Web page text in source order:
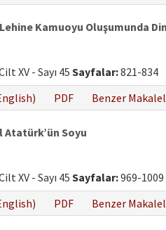
Kamuoyu Oluşumunda
XV - Sayı 45 Sayfalar:821-834
PDF Benzer
Soyu
XV - Sayı 45 Sayfalar:969-1009
PDF Benzer